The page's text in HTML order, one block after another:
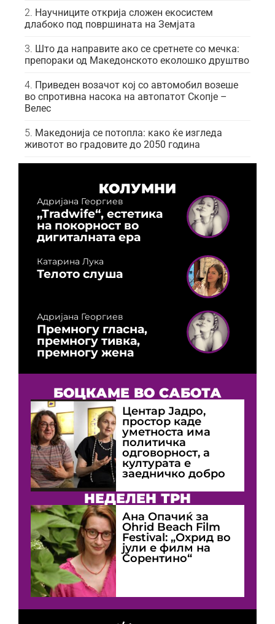
Научниците открија сложен екосистем
длабоко под површината на Земјата
Што да направите ако се сретнете со мечка:
препораки од Македонското еколошко друштво
Приведен возачот кој со автомобил возеше
во спротивна насока на автопатот Скопје –
Велес
Македонија се потопла: како ќе изгледа
животот во градовите до 2050 година
КОЛУМНИ
Адријана Георгиев
„Tradwife“, естетика
на покорност во
дигиталната ера
Катарина Лука
Телото слуша
Адријана Георгиев
Премногу гласна,
премногу тивка,
премногу жена
БОЦКАМЕ ВО САБОТА
Центар Јадро,
простор каде
уметноста има
политичка
одговорност, а
културата е
заедничко добро
НЕДЕЛЕН ТРН
Ана Опачиќ за
Оhrid Beach Film
Festival: „Охрид во
јули е филм на
Сорентино“